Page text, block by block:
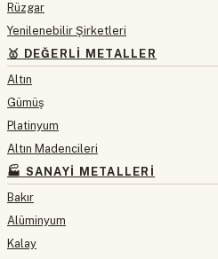
Rüzgar
Yenilenebilir Şirketleri
🥇 DEĞERLI METALLER
Altın
Gümüş
Platinyum
Altın Madencileri
🏭 SANAYI METALLERI
Bakır
Alüminyum
Kalay